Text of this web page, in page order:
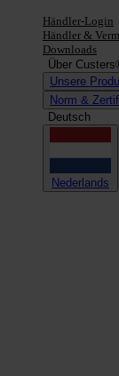
Händler-Login
Händler &
Downloads
Über
Unsere
Norm &
Deutsch
Nederlands